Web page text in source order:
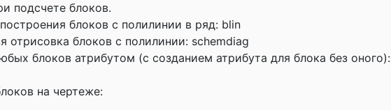
подсчете блоков.
блоков с полилинии в ряд: blin
отрисовка блоков с полилинии: schemdiag
блоков атрибутом (с созданием атрибута для блока без оного):
на чертеже: